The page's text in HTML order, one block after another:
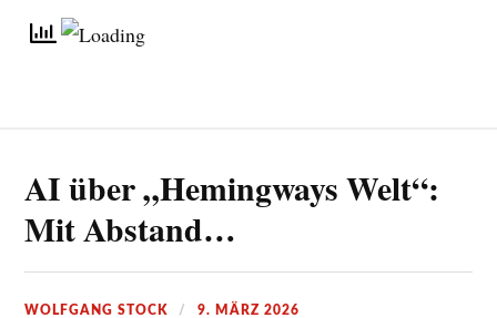
AI über „Hemingways Welt“:
Mit Abstand…
WOLFGANG STOCK 9. MÄRZ 2026